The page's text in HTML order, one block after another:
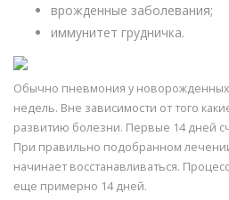
врожденные заболевания;
иммунитет грудничка.
Обычно пневмония у
недель. Вне зависимости от того
развитию болезни. Первые 14 дней
При правильно подобранном
начинает восстанавливаться.
еще примерно 14 дней.